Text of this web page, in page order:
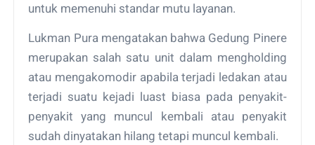
untuk memenuhi standar mutu layanan.
Lukman Pura mengatakan bahwa Gedung Pinere
merupakan salah satu unit dalam mengholding
atau mengakomodir apabila terjadi ledakan atau
terjadi suatu kejadi luast biasa pada penyakit-
penyakit yang muncul kembali atau penyakit
sudah dinyatakan hilang tetapi muncul kembali.